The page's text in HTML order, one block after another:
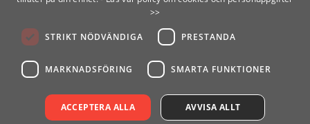
>>
STRIKT NÖDVÄNDIGA PRESTANDA
MARKNADSFÖRING SMARTA FUNKTIONER
ACCEPTERA ALLA AVVISA ALLT